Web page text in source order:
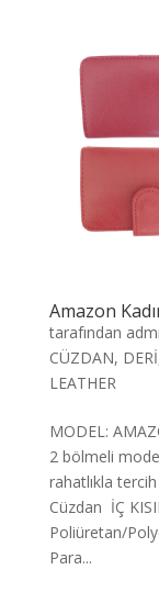
Amazon
tarafından
CÜZDAN, DERİ
LEATHER
MODEL:
2 bölmeli
rahatlıkla
Cüzdan İÇ
Poliüretan/
Para...